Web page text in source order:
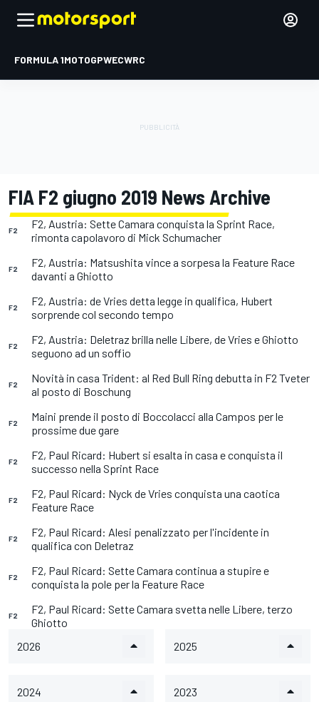
FORMULA 1MOTOGPWECWRC
FIA F2 giugno 2019 News Archive
F2
F2, Austria: Sette Camara conquista la Sprint Race,
rimonta capolavoro di Mick Schumacher
F2
F2, Austria: Matsushita vince a sorpesa la Feature Race
davanti a Ghiotto
F2
F2, Austria: de Vries detta legge in qualifica, Hubert
sorprende col secondo tempo
F2
F2, Austria: Deletraz brilla nelle Libere, de Vries e Ghiotto
seguono ad un soffio
F2
Novità in casa Trident: al Red Bull Ring debutta in F2 Tveter
al posto di Boschung
F2
Maini prende il posto di Boccolacci alla Campos per le
prossime due gare
F2
F2, Paul Ricard: Hubert si esalta in casa e conquista il
successo nella Sprint Race
F2
F2, Paul Ricard: Nyck de Vries conquista una caotica
Feature Race
F2
F2, Paul Ricard: Alesi penalizzato per l'incidente in
qualifica con Deletraz
F2
F2, Paul Ricard: Sette Camara continua a stupire e
conquista la pole per la Feature Race
F2
F2, Paul Ricard: Sette Camara svetta nelle Libere, terzo
Ghiotto
2026
2025
2024 2023